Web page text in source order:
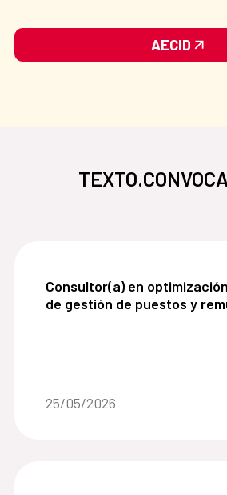
AECID
Consultor(a) en
Consultor(a) en
de gestión de puestos y
Date of the news::
25/05/2026